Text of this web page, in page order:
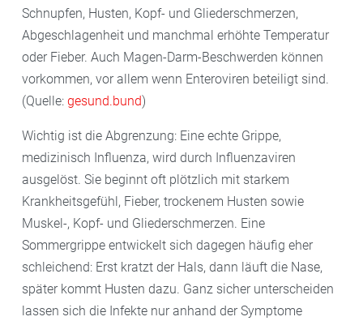
Schnupfen, Husten, Kopf- und Gliederschmerzen,
Abgeschlagenheit und manchmal erhöhte Temperatur
oder Fieber. Auch Magen-Darm-Beschwerden können
vorkommen, vor allem wenn Enteroviren beteiligt sind.
(Quelle: gesund.bund)
Wichtig ist die Abgrenzung: Eine echte Grippe,
medizinisch Influenza, wird durch Influenzaviren
ausgelöst. Sie beginnt oft plötzlich mit starkem
Krankheitsgefühl, Fieber, trockenem Husten sowie
Muskel-, Kopf- und Gliederschmerzen. Eine
Sommergrippe entwickelt sich dagegen häufig eher
schleichend: Erst kratzt der Hals, dann läuft die Nase,
später kommt Husten dazu. Ganz sicher unterscheiden
lassen sich die Infekte nur anhand der Symptome